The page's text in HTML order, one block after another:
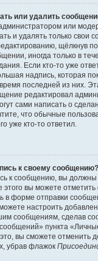
или удалить
или
и удалять только свои
щёлкнув по
иногда только в
Если кто-то уже
надпись, которая
последней из них.
редактировал
сами написать о
что обычные
уже кто-то ответил.
к своему сообщению?
к сообщению, вы должны
этого вы можете
в форме отправки
настроить
сообщениям, сделав
пункта
вы сможете отменить
убрав флажок